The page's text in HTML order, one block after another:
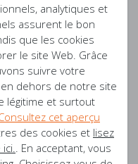
analytiques et
assurent le bon
que les cookies
le site Web. Grâce
suivre votre
dehors de notre site
légitime et surtout
cet aperçu
des cookies et lisez
. En acceptant, vous
froide, Mousse à mémoire